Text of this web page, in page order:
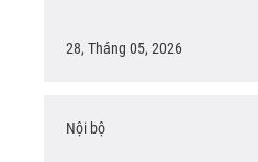
28, Tháng 05, 2026
Nội bộ